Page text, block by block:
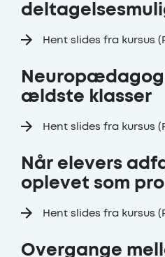
Hent slides fra kursus
ældste klasser
Hent slides fra kursus
Når elevers
oplevet som
Hent slides fra kursus
Overgange